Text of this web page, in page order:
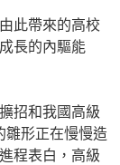
帶來的高校
長的內驅能
和我國高級
雛形正在慢慢造
程表白，高級